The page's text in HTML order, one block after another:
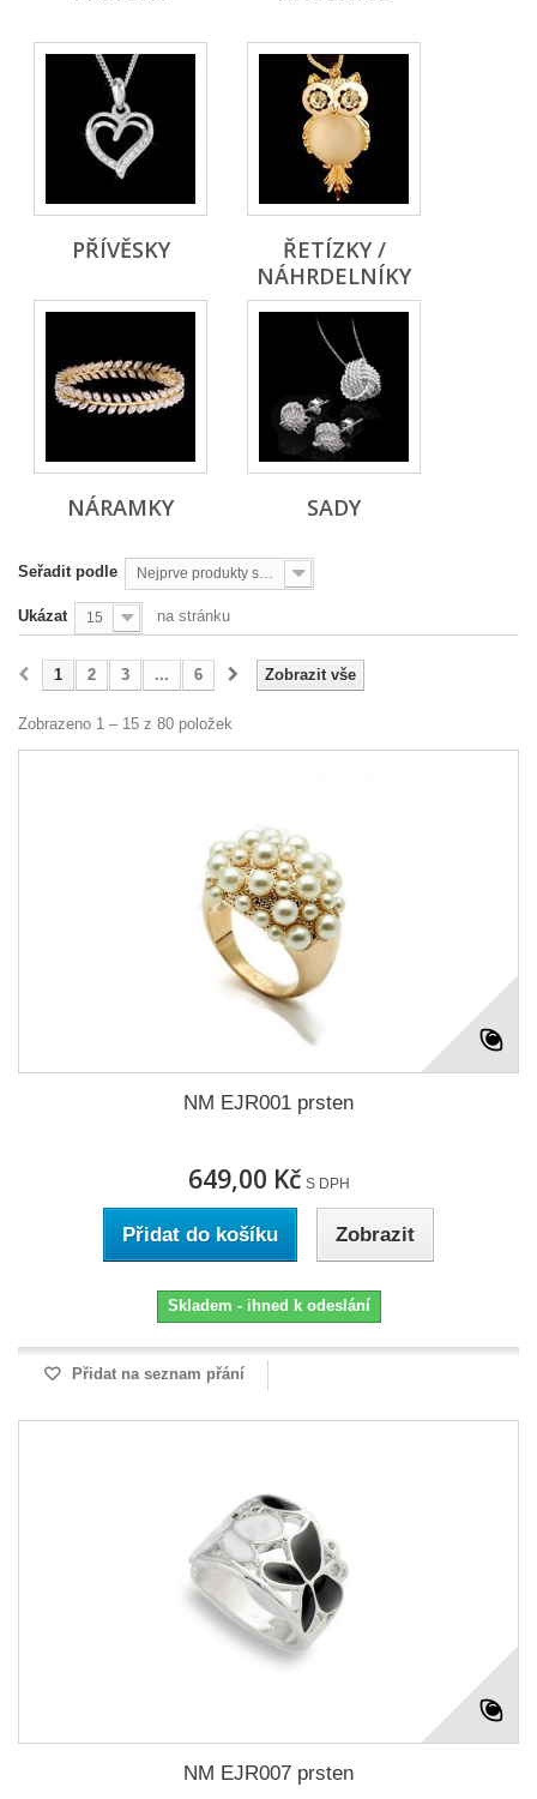
PŘÍVĚSKY
ŘETÍZKY /
NÁHRDELNÍKY
NÁRAMKY SADY
Seřadit podle Nejprve produkty skladem
Ukázat 15 na stránku
Zobrazit vše
1 2 3 ... 6
Zobrazeno 1 – 15 z 80 položek
NM EJR001 prsten
649,00 Kč S DPH
Přidat do košíku Zobrazit
Skladem - ihned k odeslání
Přidat na seznam přání
NM EJR007 prsten